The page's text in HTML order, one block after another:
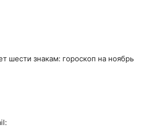
шести знакам: гороскоп на ноябрь